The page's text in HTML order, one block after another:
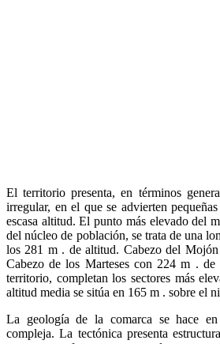
El territorio presenta, en términos
irregular, en el que se advierten
escasa altitud. El punto más elevado del
del núcleo de población, se trata de una
los 281 m . de altitud. Cabezo del
Cabezo de los Marteses con 224 m .
territorio, completan los sectores más
altitud media se sitúa en 165 m . sobre el
La geología de la comarca se hace
compleja. La tectónica presenta